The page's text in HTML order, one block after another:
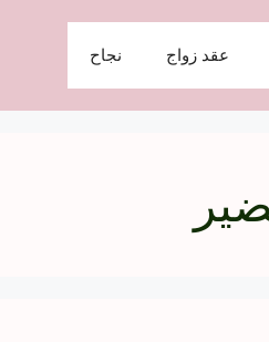
عقد زواج نجاح